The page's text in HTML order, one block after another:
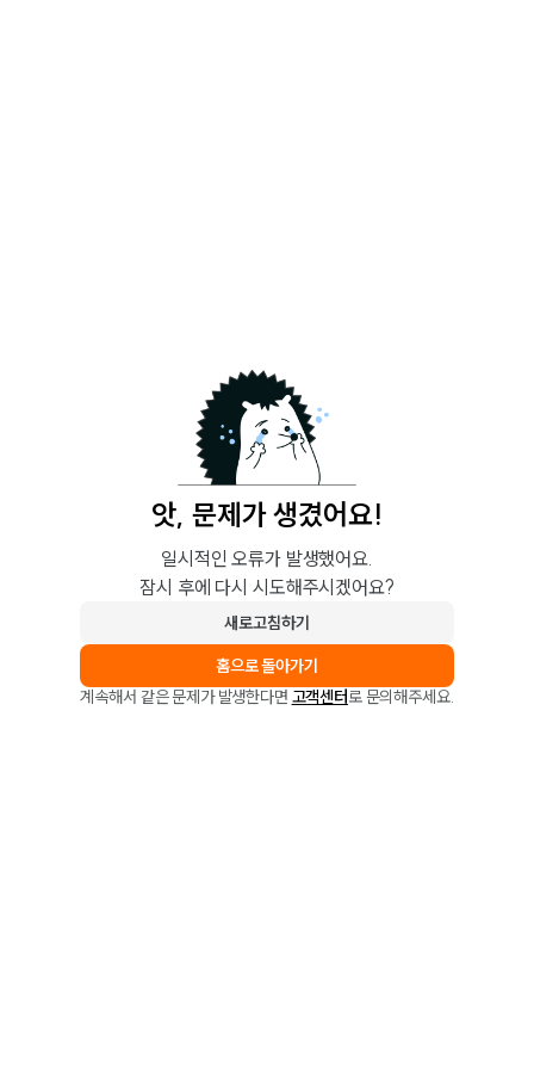
앗, 문제가 생겼어요!
일시적인 오류가 발생했어요.
잠시 후에 다시 시도해주시겠어요?
새로고침하기
홈으로 돌아가기
계속해서 같은 문제가 발생한다면 고객센터로 문의해주세요.